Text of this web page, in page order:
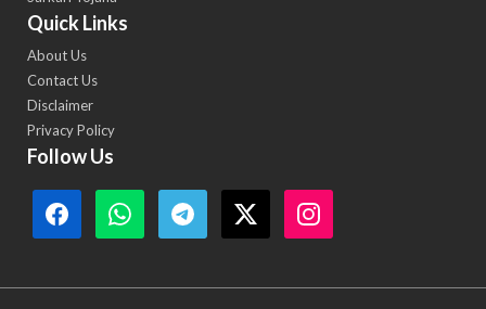
Quick Links
About Us
Contact Us
Disclaimer
Privacy Policy
Follow Us